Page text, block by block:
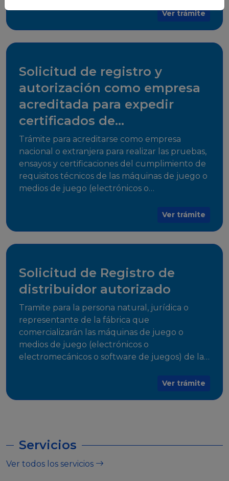
para su comercialización dentro del territorio
Ver trámite
Solicitud de registro y
autorización como empresa
acreditada para expedir
certificados de
cumplimiento
Trámite para acreditarse como empresa
nacional o extranjera para realizar las pruebas,
ensayos y certificaciones del cumplimiento de
requisitos técnicos de las máquinas de juego o
medios de juego (electrónicos o
medios de acceso al juego y juegos queVer trámite
Solicitud de Registro de
distribuidor autorizado
Tramite para la persona natural, jurídica o
representante de la fábrica que
comercializarán las máquinas de juego o
medios de juego (electrónicos o
electromecánicos o software de juegos) de las
Ver trámite
Servicios
Ver todos los servicios